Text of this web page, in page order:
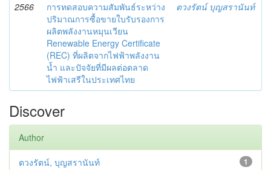
2566
การทดสอบความสัมพันธ์ระหว่าง
ปริมาณการซื้อขายใบรับรองการ
ผลิตพลังงานหมุนเวียน
Renewable Energy Certificate
(REC) ที่ผลิตจากไฟฟ้าพลังงาน
น้ำ และปัจจัยที่มีผลต่อตลาด
ไฟฟ้าเสรีในประเทศไทย
ตวงรัตน์ บุญสรานันท์
Discover
Author
1
ตวงรัตน์, บุญสรานันท์